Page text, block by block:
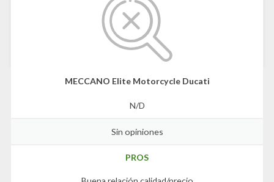
MECCANO Elite Motorcycle Ducati
N/D
Sin opiniones
PROS